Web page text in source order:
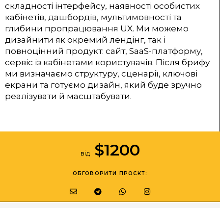
складності інтерфейсу, наявності особистих
кабінетів, дашбордів, мультимовності та
глибини пропрацювання UX. Ми можемо
дизайнити як окремий лендінг, так і
повноцінний продукт: сайт, SaaS-платформу,
сервіс із кабінетами користувачів. Після брифу
ми визначаємо структуру, сценарії, ключові
екрани та готуємо дизайн, який буде зручно
реалізувати й масштабувати.
від $1200
ОБГОВОРИТИ ПРОЄКТ: